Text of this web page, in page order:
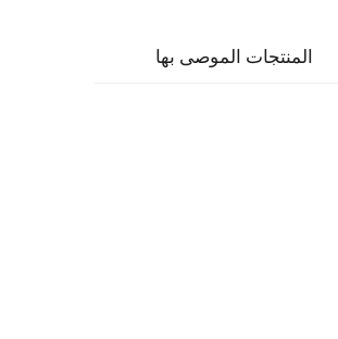
المنتجات الموصى بها